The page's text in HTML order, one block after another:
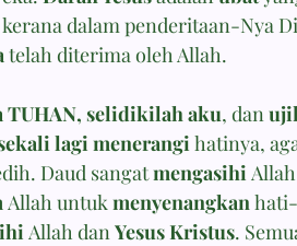
dalam penderitaan-Nya
telah diterima oleh Allah.
TUHAN, selidikilah aku, dan
lagi menerangi hatinya,
Daud sangat mengasihi
Allah untuk menyenangkan
Allah dan Yesus Kristus.